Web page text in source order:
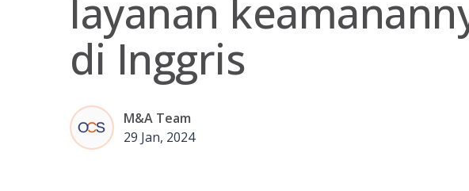
layanan
di Inggris
M&A Team
29 Jan, 2024